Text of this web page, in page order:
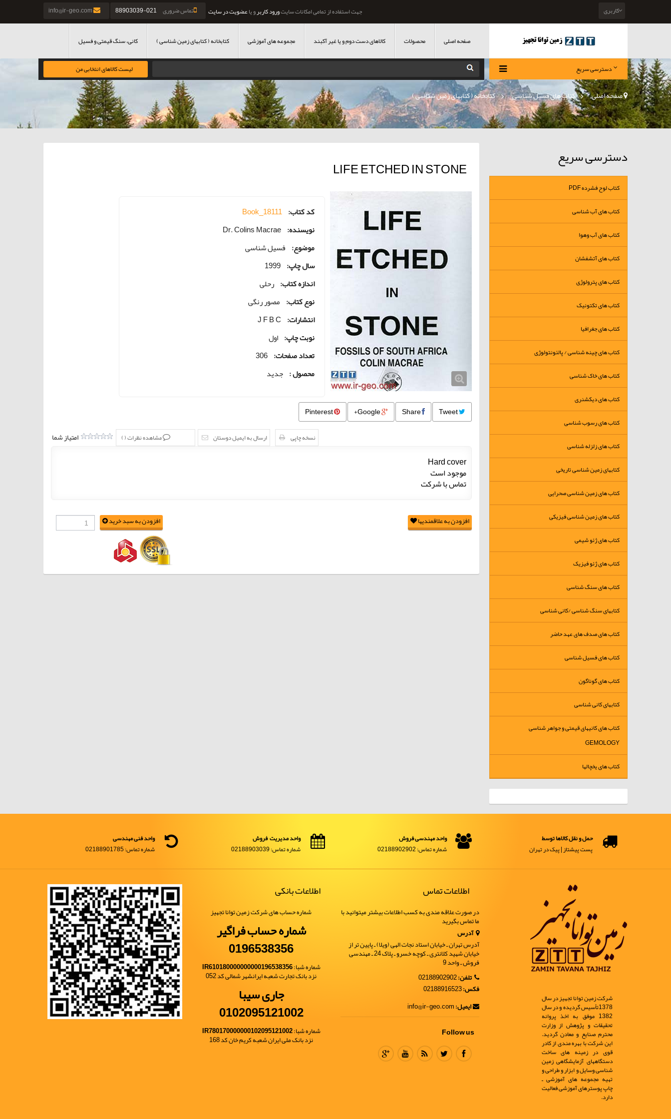
تماس ضروری 021-88903039 جهت استفاده از تمامی امکانات سایتورود کاربرو یاعضویت در سایت کاربری
صفحه اصلی محصولات کالاهای دست دوم و یا غیر آکبند مجموعه های آموزشی کتابخانه ( کتابهای زمین شناسی ) کانی، سنگ قیمتی و فسیل
دسترسی سریع لیست کالاهای انتخابی من
صفحه اصلی > کتاب های فسیل شناسی » کتابخانه ( کتابهای زمین شناسی )
دسترسی سریع
کتاب لوح فشرده PDF
کتاب های آب شناسی
کتاب های آب وهوا
کتاب های آتشفشان
کتاب های پترولوژی
کتاب های تکتونیک
کتاب های جغرافیا
کتاب های چینه شناسی / پالئونتولوژی
کتاب های خاک شناسی
کتاب های دیکشنری
کتاب های رسوب شناسی
کتاب های زلزله شناسی
کتابهای زمین شناسی تاریخی
کتاب های زمین شناسی صحرایی
کتاب های زمین شناسی فیزیکی
کتاب های ژئو شیمی
کتاب های ژئو فیزیک
کتاب های سنگ شناسی
کتابهای سنگ شناسی /کانی شناسی
کتاب های صدف های عهد حاضر
کتاب های فسیل شناسی
کتاب های گوناگون
کتابهای کانی شناسی
کتاب های کانیهای قیمتی و جواهر شناسی
GEMOLOGY
کتاب های یخچالها
LIFE ETCHED IN STONE
کد کتاب: Book_18111
نویسنده: Dr. Colins Macrae
موضوع: فسیل شناسی
سال چاپ: 1999
اندازه کتاب: رحلی
نوع کتاب: مصور رنگی
انتشارات: J F B C
نوبت چاپ: اول
تعداد صفحات: 306
محصول : جدید
Tweet
Share
Google+
Pinterest
امتیاز شما
مشاهده نظرات () ارسال به ایمیل دوستان نسخه چاپی
Hard cover
موجود است
تماس با شرکت
افزودن به علاقمندیها افزودن به سبد خرید
حمل و نقل کالاها توسط
پست پیشتاز | پیک در تهران
واحد مهندسی فروش
شماره تماس: 02188902902
واحد مدیریت فروش
شماره تماس: 02188903039
واحد فنی مهندسی
شماره تماس: 02188901785
شرکت زمین توانا تجهیز در سال
1378تأسیس گردیده و در سال
1382 موفق به اخذ پروانه
تحقیقات و پژوهش از وزارت
محترم صنایع و معادن گردید.
این شرکت با بهره مندی از کادر
قوی در زمینه های ساخت
دستگاههای آزمایشگاهی زمین
شناسی وسایل و ابزار و طراحی و
تهیه مجموعه های آموزشی ـ
چاپ پوسترهای آموزشی فعالیت
دارد.
اطلاعات تماس
در صورت علاقه مندی به کسب اطلاعات بیشتر میتوانید با
ما تماس بگیرید
آدرس
آدرس تهران ـ خیابان استاد نجات الهی (ویلا) ـ پایین تر از
خیابان شهید کلانتری ـ کوچه خسرو ـ پلاک 24 ـ مهندسی
فروش ـ واحد 9
تلفن:02188902902
فکس:02188916523
ایمیل:
Follow us
اطلاعات بانکی
شماره حساب های شرکت زمین توانا تجهیز
شماره حساب فراگیر
0196538356
شماره شبا:IR610180000000000196538356
نزد بانک تجارت شعبه ایرانشهر شمالی کد 052
جاری سیبا
0102095121002
شماره شبا:IR780170000000102095121002
نزد بانک ملی ایران شعبه کریم خان کد 168